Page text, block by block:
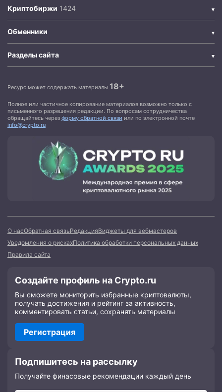
Криптобиржи
Обменники
Разделы сайта
Ресурс может содержать материалы 18+
Полное или частичное копирование материалов возможно только с
письменного разрешения редакции. По вопросам сотрудничества
обращайтесь через форму обратной связи или по электронной почте
info@crypto.ru
О насОбратная связьРедакцияВиджеты для вебмастеров
Уведомления о рискахПолитика обработки персональных данных
Правила сайта
Создайте профиль на Crypto.ru
Вы сможете мониторить избранные криптовалюты,
получать достижения и рейтинг за активность,
комментировать статьи, сохранять материалы
Регистрация
Подпишитесь на рассылку
Получайте финасовые рекомендации каждый день